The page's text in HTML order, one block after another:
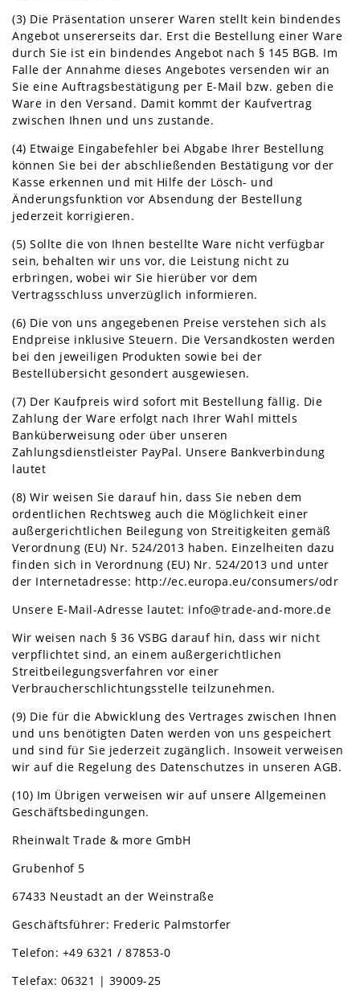
(3) Die Präsentation unserer Waren stellt kein bindendes
Angebot unsererseits dar. Erst die Bestellung einer Ware
durch Sie ist ein bindendes Angebot nach § 145 BGB. Im
Falle der Annahme dieses Angebotes versenden wir an
Sie eine Auftragsbestätigung per E-Mail bzw. geben die
Ware in den Versand. Damit kommt der Kaufvertrag
zwischen Ihnen und uns zustande.
(4) Etwaige Eingabefehler bei Abgabe Ihrer Bestellung
können Sie bei der abschließenden Bestätigung vor der
Kasse erkennen und mit Hilfe der Lösch- und
Änderungsfunktion vor Absendung der Bestellung
jederzeit korrigieren.
(5) Sollte die von Ihnen bestellte Ware nicht verfügbar
sein, behalten wir uns vor, die Leistung nicht zu
erbringen, wobei wir Sie hierüber vor dem
Vertragsschluss unverzüglich informieren.
(6) Die von uns angegebenen Preise verstehen sich als
Endpreise inklusive Steuern. Die Versandkosten werden
bei den jeweiligen Produkten sowie bei der
Bestellübersicht gesondert ausgewiesen.
(7) Der Kaufpreis wird sofort mit Bestellung fällig. Die
Zahlung der Ware erfolgt nach Ihrer Wahl mittels
Banküberweisung oder über unseren
Zahlungsdienstleister PayPal. Unsere Bankverbindung
lautet
(8) Wir weisen Sie darauf hin, dass Sie neben dem
ordentlichen Rechtsweg auch die Möglichkeit einer
außergerichtlichen Beilegung von Streitigkeiten gemäß
Verordnung (EU) Nr. 524/2013 haben. Einzelheiten dazu
finden sich in Verordnung (EU) Nr. 524/2013 und unter
der Internetadresse: http://ec.europa.eu/consumers/odr
Unsere E-Mail-Adresse lautet: info@trade-and-more.de
Wir weisen nach § 36 VSBG darauf hin, dass wir nicht
verpflichtet sind, an einem außergerichtlichen
Streitbeilegungsverfahren vor einer
Verbraucherschlichtungsstelle teilzunehmen.
(9) Die für die Abwicklung des Vertrages zwischen Ihnen
und uns benötigten Daten werden von uns gespeichert
und sind für Sie jederzeit zugänglich. Insoweit verweisen
wir auf die Regelung des Datenschutzes in unseren AGB.
(10) Im Übrigen verweisen wir auf unsere Allgemeinen
Geschäftsbedingungen.
Rheinwalt Trade & more GmbH
Grubenhof 5
67433 Neustadt an der Weinstraße
Geschäftsführer: Frederic Palmstorfer
Telefon: +49 6321 / 87853-0
Telefax: 06321 | 39009-25